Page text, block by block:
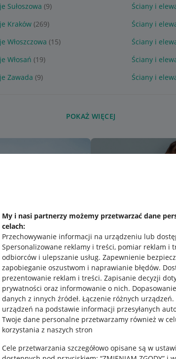
My i nasi partnerzy możemy przetwarzać dane
celach:
Przechowywanie informacji na urządzeniu lub
Spersonalizowane reklamy i treści, pomiar reklam i
odbiorców i ulepszanie usług. Zapewnienie
zapobieganie oszustwom i naprawianie błędów.
prezentowanie reklam i treści. Zapisanie decyzji
prywatności oraz informowanie o nich.
danych z innych źródeł. Łączenie różnych urządzeń.
urządzeń na podstawie informacji przesyłanych
Twoje dane personalne przetwarzamy również w
korzystania z naszych stron
Cele przetwarzania szczegółowo opisane są w
Sułoszowa (9) Ściany i
Kraków (269) Ściany i
Włoszczowa (15) Ściany i
Włosań (19) Ściany i
Zawada (9) Ściany i
POKAŻ WIĘCEJ
Pobierz aplikację